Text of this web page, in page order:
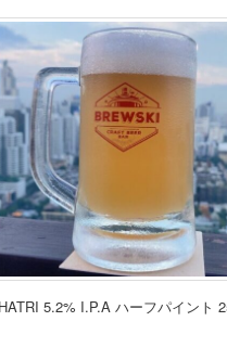
5.2% I.P.A ハーフパイント